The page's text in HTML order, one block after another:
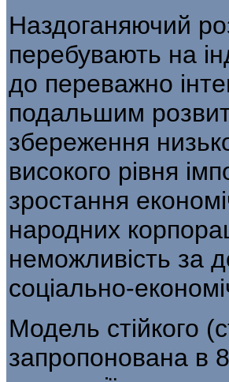
Наздоганяючий
перебувають на
до переважно
подальшим
збереження
високого рівня
зростання
народних
неможливість за
соціально-
Модель стійкого
запропо­нована в